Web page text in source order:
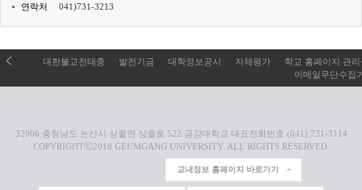
연락처
041)731-3213
대한불교천태종 발전기금 대학정보공시 자체평가
학교 홈페이지 관
이메일무단수집
32906 충청남도 논산시 상월면 상월로 522 금강대학교 대표전화번호 (041) 731-3114
COPYRIGHTⓒ2018 GEUMGANG UNIVERSITY. ALL RIGHTS RESERVED.
교내정보 홈페이지 바로가기